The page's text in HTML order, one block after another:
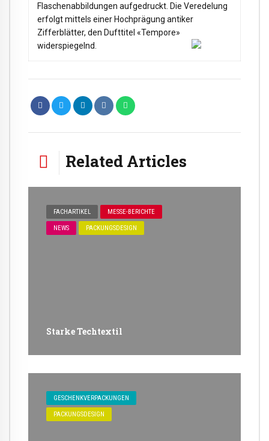
Flaschenabbildungen aufgedruckt. Die Veredelung
erfolgt mittels einer Hochprägung antiker
Zifferblätter, den Dufttitel «Tempore»
widerspiegelnd.
Related Articles
FACHARTIKEL MESSE-BERICHTE
NEWS PACKUNGSDESIGN
Starke Techtextil
GESCHENKVERPACKUNGEN
PACKUNGSDESIGN